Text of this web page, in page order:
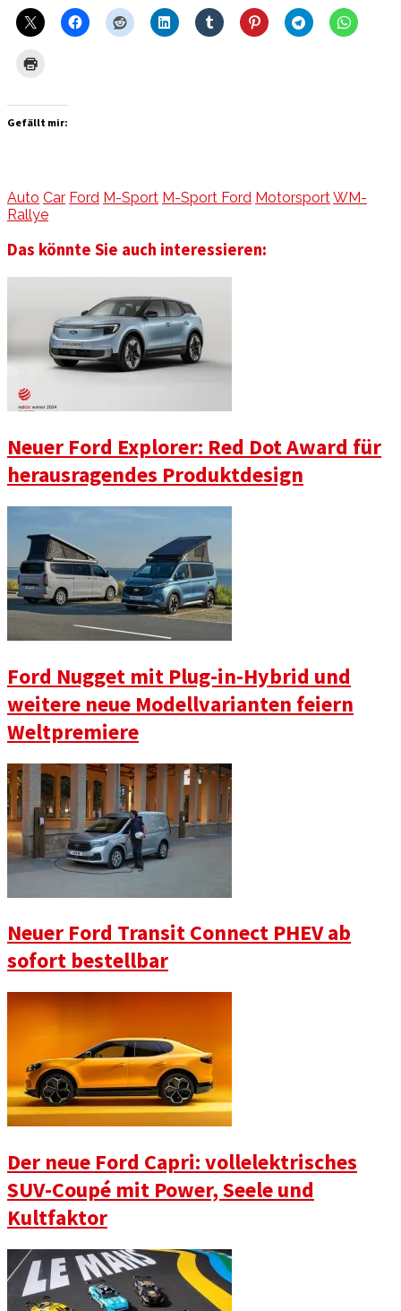
Gefällt mir:
Auto Car Ford M-Sport M-Sport Ford MotorsportWM-
Rallye
Das könnte Sie auch interessieren:
Neuer Ford Explorer: Red Dot Award für
herausragendes Produktdesign
Ford Nugget mit Plug-in-Hybrid und
weitere neue Modellvarianten feiern
Weltpremiere
Neuer Ford Transit Connect PHEV ab
sofort bestellbar
Der neue Ford Capri: vollelektrisches
SUV-Coupé mit Power, Seele und
Kultfaktor